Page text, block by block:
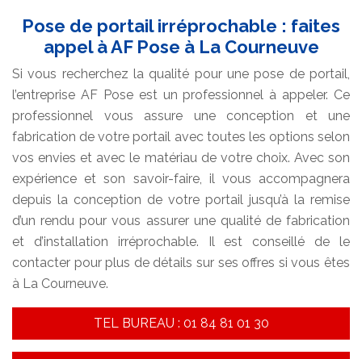
Pose de portail irréprochable : faites
appel à AF Pose à La Courneuve
Si vous recherchez la qualité pour une pose de portail,
l’entreprise AF Pose est un professionnel à appeler. Ce
professionnel vous assure une conception et une
fabrication de votre portail avec toutes les options selon
vos envies et avec le matériau de votre choix. Avec son
expérience et son savoir-faire, il vous accompagnera
depuis la conception de votre portail jusqu’à la remise
d’un rendu pour vous assurer une qualité de fabrication
et d’installation irréprochable. Il est conseillé de le
contacter pour plus de détails sur ses offres si vous êtes
à La Courneuve.
TEL BUREAU : 01 84 81 01 30